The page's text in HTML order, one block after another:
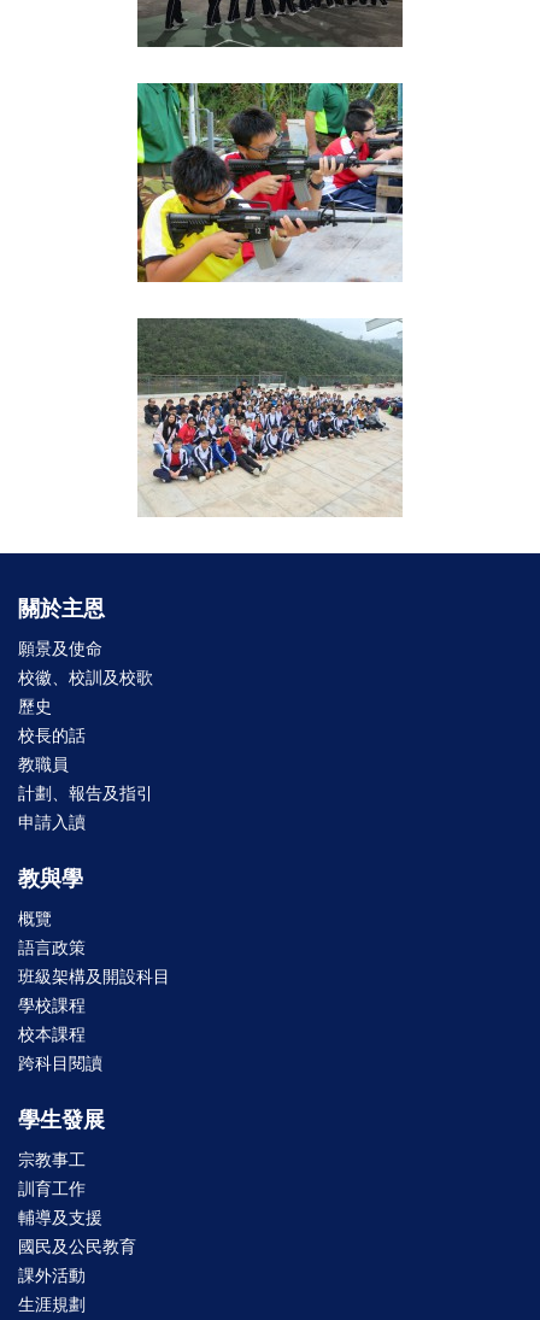
關於主恩
願景及使命
校徽、校訓及校歌
歷史
校長的話
教職員
計劃、報告及指引
申請入讀
教與學
概覽
語言政策
班級架構及開設科目
學校課程
校本課程
跨科目閱讀
學生發展
宗教事工
訓育工作
輔導及支援
國民及公民教育
課外活動
生涯規劃